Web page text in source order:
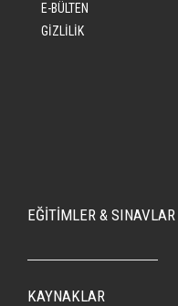
E-BÜLTEN
GİZLİLİK
EĞİTİMLER & SINAVLAR
KAYNAKLAR